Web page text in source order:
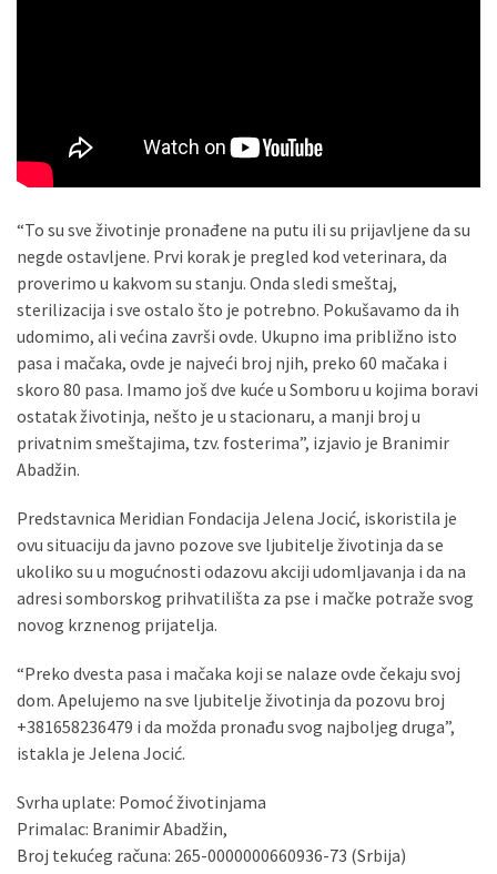
“To su sve životinje pronađene na putu ili su prijavljene da su
negde ostavljene. Prvi korak je pregled kod veterinara, da
proverimo u kakvom su stanju. Onda sledi smeštaj,
sterilizacija i sve ostalo što je potrebno. Pokušavamo da ih
udomimo, ali većina završi ovde. Ukupno ima približno isto
pasa i mačaka, ovde je najveći broj njih, preko 60 mačaka i
skoro 80 pasa. Imamo još dve kuće u Somboru u kojima boravi
ostatak životinja, nešto je u stacionaru, a manji broj u
privatnim smeštajima, tzv. fosterima”, izjavio je Branimir
Abadžin.
Predstavnica Meridian Fondacija Jelena Jocić, iskoristila je
ovu situaciju da javno pozove sve ljubitelje životinja da se
ukoliko su u mogućnosti odazovu akciji udomljavanja i da na
adresi somborskog prihvatilišta za pse i mačke potraže svog
novog krznenog prijatelja.
“Preko dvesta pasa i mačaka koji se nalaze ovde čekaju svoj
dom. Apelujemo na sve ljubitelje životinja da pozovu broj
+381658236479 i da možda pronađu svog najboljeg druga”,
istakla je Jelena Jocić.
Svrha uplate: Pomoć životinjama
Primalac: Branimir Abadžin,
Broj tekućeg računa: 265-0000000660936-73 (Srbija)